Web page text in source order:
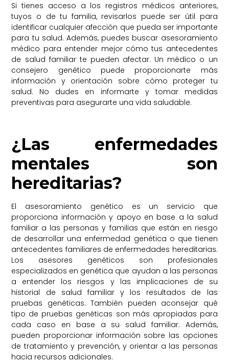
Si tienes acceso a los registros médicos anteriores,
tuyos o de tu familia, revisarlos puede ser útil para
identificar cualquier afección que pueda ser importante
para tu salud. Además, puedes buscar asesoramiento
médico para entender mejor cómo tus antecedentes
de salud familiar te pueden afectar. Un médico o un
consejero genético puede proporcionarte más
información y orientación sobre cómo proteger tu
salud. No dudes en informarte y tomar medidas
preventivas para asegurarte una vida saludable.
¿Las enfermedades
mentales son
hereditarias?
El asesoramiento genético es un servicio que
proporciona información y apoyo en base a la salud
familiar a las personas y familias que están en riesgo
de desarrollar una enfermedad genética o que tienen
antecedentes familiares de enfermedades hereditarias.
Los asesores genéticos son profesionales
especializados en genética que ayudan a las personas
a entender los riesgos y las implicaciones de su
historial de salud familiar y los resultados de las
pruebas genéticas. También pueden aconsejar qué
tipo de pruebas genéticas son más apropiadas para
cada caso en base a su salud familiar. Además,
pueden proporcionar información sobre las opciones
de tratamiento y prevención, y orientar a las personas
hacia recursos adicionales.